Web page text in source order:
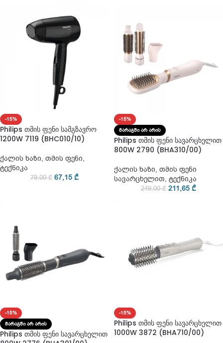
-15%
Philips თმის ფენი სამგზავრო
1200W 7119 (BHC010/10)
ქალის ხაზი, თმის ფენი,
ტექნიკა
79,00₾ 67,15 ₾
-15%
ᲛᲐᲠᲐᲒᲨᲘ ᲐᲠ ᲐᲠᲘᲡ
Philips თმის ფენი სავარცხელით
800W 2790 (BHA310/00)
ქალის ხაზი, თმის ფენი
სავარცხელით, ტექნიკა
249,00₾ 211,65 ₾
-15%
ᲛᲐᲠᲐᲒᲨᲘ ᲐᲠ ᲐᲠᲘᲡ
Philips თმის ფენი სავარცხელით
-15%
Philips თმის ფენი სავარცხელით
1000W 3872 (BHA710/00)